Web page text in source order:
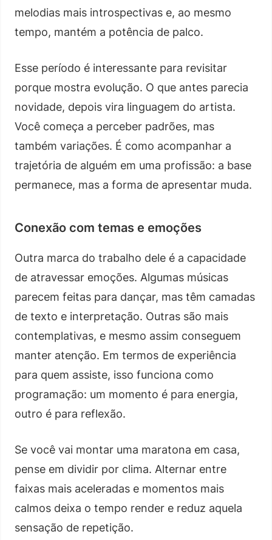
melodias mais introspectivas e, ao mesmo
tempo, mantém a potência de palco.
Esse período é interessante para revisitar
porque mostra evolução. O que antes parecia
novidade, depois vira linguagem do artista.
Você começa a perceber padrões, mas
também variações. É como acompanhar a
trajetória de alguém em uma profissão: a base
permanece, mas a forma de apresentar muda.
Conexão com temas e emoções
Outra marca do trabalho dele é a capacidade
de atravessar emoções. Algumas músicas
parecem feitas para dançar, mas têm camadas
de texto e interpretação. Outras são mais
contemplativas, e mesmo assim conseguem
manter atenção. Em termos de experiência
para quem assiste, isso funciona como
programação: um momento é para energia,
outro é para reflexão.
Se você vai montar uma maratona em casa,
pense em dividir por clima. Alternar entre
faixas mais aceleradas e momentos mais
calmos deixa o tempo render e reduz aquela
sensação de repetição.